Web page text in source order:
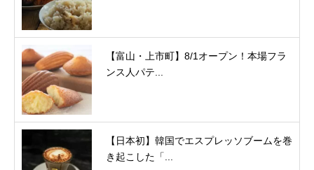
【富山・上市町】8/1オープン！本場フラ
ンス人パテ...
【日本初】韓国でエスプレッソブームを巻
き起こした「...